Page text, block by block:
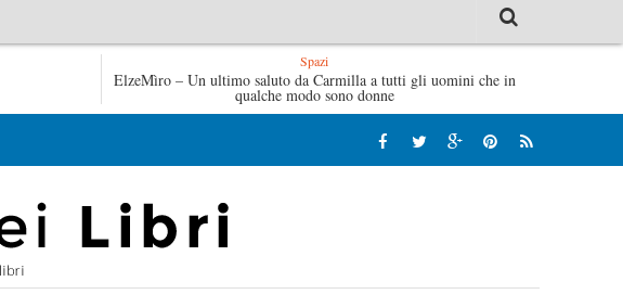
Tutte le mattine di Sybil – Virginia Evans L’idraulico non verrà
Spazi
ElzeMìro – Un ultimo saluto da Carmilla a tutti gli uomini che in
qualche modo sono donne